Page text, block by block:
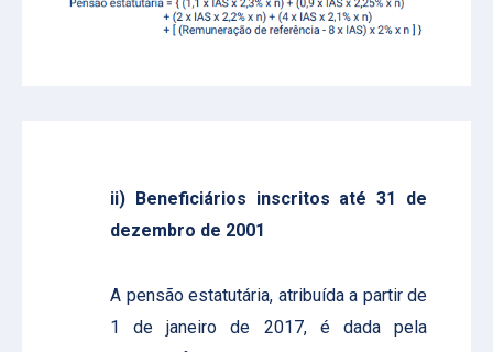
ii) Beneficiários inscritos até 31 de
dezembro de 2001
A pensão estatutária, atribuída a partir de
1 de janeiro de 2017, é dada pela